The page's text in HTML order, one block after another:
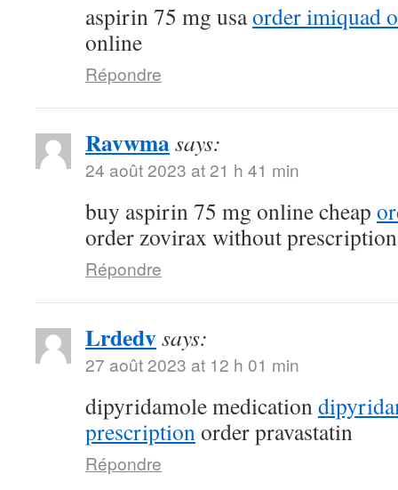
aspirin 75 mg usaorder imiquad
online
Répondre
Ravwmasays:
24 août 2023 at 21 h 41 min
buy aspirin 75 mg online cheap
order zovirax without prescription
Répondre
Lrdedvsays:
27 août 2023 at 12 h 01 min
dipyridamole medication
prescriptionorder pravastatin
Répondre